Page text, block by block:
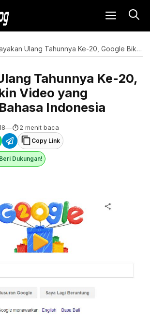
MENU
Rayakan Ulang Tahunnya Ke-20, Google Bikin Video yang Sertakan Bahasa Indonesia
Tahunnya Ke-20,
Video yang
Indonesia
— 2 menit baca
Copy Link
Beri Dukungan!